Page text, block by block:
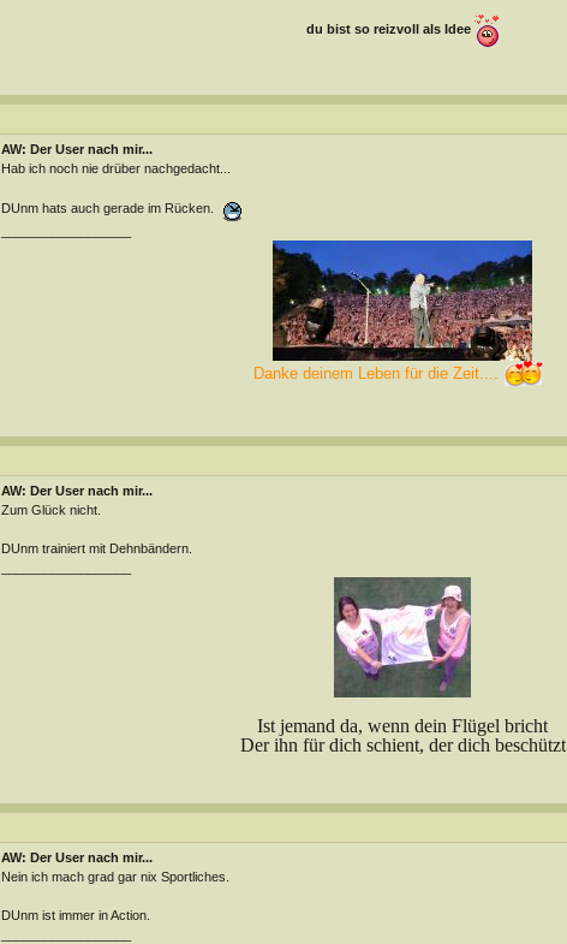
du bist so reizvoll als Idee
AW: Der User nach mir...
Hab ich noch nie drüber nachgedacht...
DUnm hats auch gerade im Rücken.
Danke deinem Leben für die Zeit....
AW: Der User nach mir...
Zum Glück nicht.
DUnm trainiert mit Dehnbändern.
Ist jemand da, wenn dein Flügel bricht
Der ihn für dich schient, der dich beschützt
AW: Der User nach mir...
Nein ich mach grad gar nix Sportliches.
DUnm ist immer in Action.